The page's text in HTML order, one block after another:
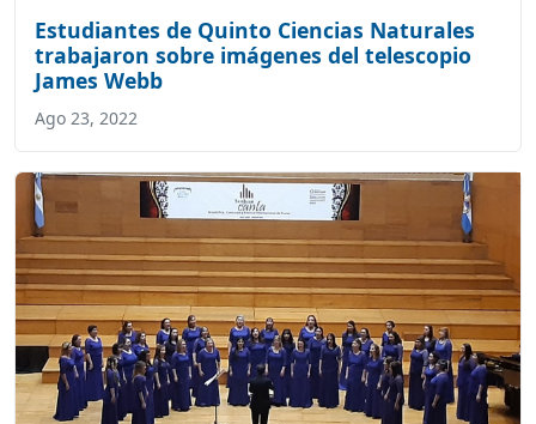
Estudiantes de Quinto Ciencias Naturales
trabajaron sobre imágenes del telescopio
James Webb
Ago 23, 2022